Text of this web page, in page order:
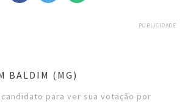
PUBLICIDADE
BALDIM (MG)
para ver sua votação por